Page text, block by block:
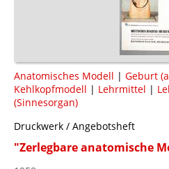
Anatomisches Modell | Geburt
Kehlkopfmodell | Lehrmittel |
(Sinnesorgan)
Druckwerk / Angebotsheft
"Zerlegbare anatomische